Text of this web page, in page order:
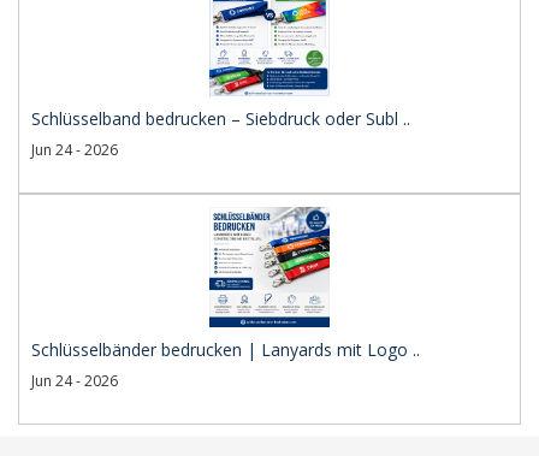
Schlüsselband bedrucken – Siebdruck oder Subl ..
Jun 24 - 2026
Schlüsselbänder bedrucken | Lanyards mit Logo ..
Jun 24 - 2026